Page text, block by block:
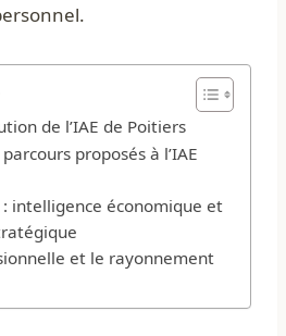
de l’IAE de Poitiers
proposés à l’IAE
: intelligence économique et
et le rayonnement